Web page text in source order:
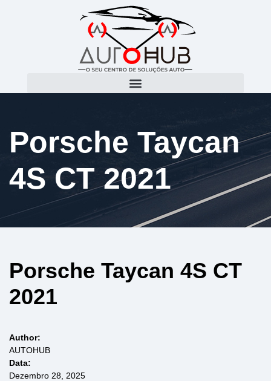
Porsche Taycan
4S CT 2021
Porsche Taycan 4S CT
2021
Author:
AUTOHUB
Data:
Dezembro 28, 2025